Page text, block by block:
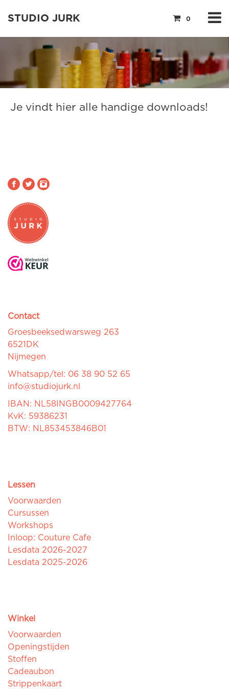
STUDIO JURK 0
Je vindt hier alle handige downloads!
Contact
Groesbeeksedwarsweg 263
6521DK
Nijmegen
Whatsapp/tel: 06 38 90 52 65
info@studiojurk.nl
IBAN: NL58INGB0009427764
KvK: 59386231
BTW: NL853453846B01
Lessen
Voorwaarden
Cursussen
Workshops
Inloop: Couture Cafe
Lesdata 2026-2027
Lesdata 2025-2026
Winkel
Voorwaarden
Openingstijden
Stoffen
Cadeaubon
Strippenkaart